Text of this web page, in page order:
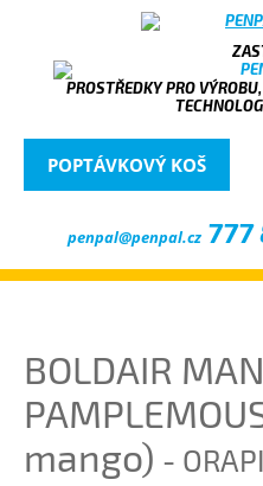
PROSTŘEDKY PRO
POPTÁVKOVÝ KOŠ
penpal@penpal.cz
BOLDAIR
mango) - ORAPI